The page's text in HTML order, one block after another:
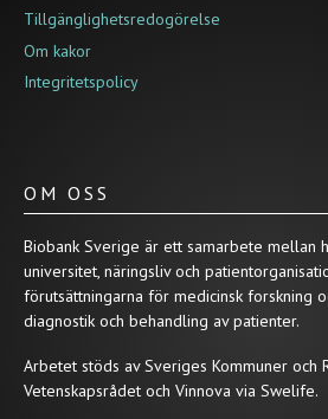
Tillgänglighetsredogörelse
Om kakor
Integritetspolicy
OM OSS
Biobank Sverige är ett samarbete mellan
universitet, näringsliv och
förutsättningarna för medicinsk forskning
diagnostik och behandling av patienter.
Arbetet stöds av Sveriges Kommuner och
Vetenskapsrådet och Vinnova via Swelife.